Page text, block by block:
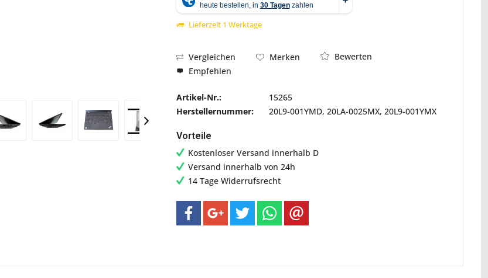
Lieferzeit 1 Werktage
Vergleichen Merken
Bewerten
Empfehlen
Artikel-Nr.:
15265
Herstellernummer:
20L9-001YMD, 20LA-0025MX, 20L9-001YMX
Vorteile
Kostenloser Versand innerhalb D
Versand innerhalb von 24h
14 Tage Widerrufsrecht